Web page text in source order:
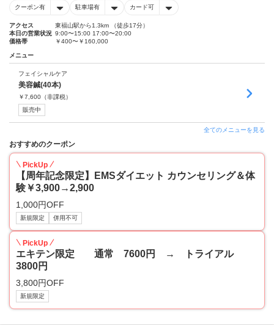
クーポン有 駐車場有 カード可
アクセス
東福山駅から1.3km （徒歩17分）
本日の営業状況 9:00〜15:00 17:00〜20:00
価格帯
￥400〜￥160,000
メニュー
フェイシャルケア
美容鍼(40本)
￥7,600 （非課税）
販売中
全てのメニューを見る
おすすめのクーポン
PickUp
【周年記念限定】EMSダイエット カウンセリング＆体
験￥3,900→2,900
1,000円OFF
新規限定 併用不可
PickUp
エキテン限定 通常 7600円 → トライアル
3800円
3,800円OFF
新規限定